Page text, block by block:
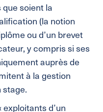
soient la
(la notion
ou d’un brevet
y compris si ses
auprès de
à la gestion
stage.
d’un